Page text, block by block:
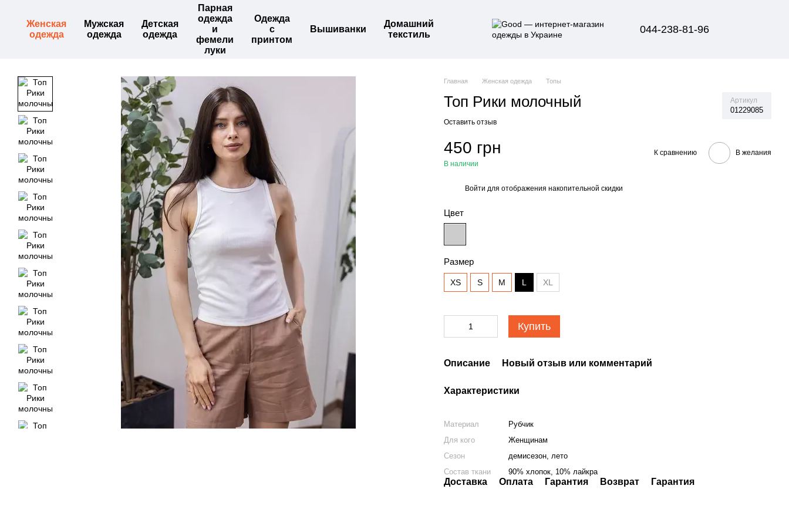
Женская
одежда
Мужская
одежда
Детская
одежда
Парная
одежда
и
фемели
луки
Одежда
с
принтом
Вышиванки
Домашний
текстиль
044-238-81-96
Главная Женская одежда Топы
Топ Рики молочный Артикул
01229085
Оставить отзыв
450 грн
В наличии
К сравнению В желания
Войти для отображения накопительной скидки
Цвет
Размер
XS S M L XL
Купить
Описание Новый отзыв или комментарий
Характеристики
Материал
Рубчик
Для кого
Женщинам
Сезон
демисезон, лето
Состав ткани
90% хлопок, 10% лайкра
Доставка Оплата Гарантия Возврат Гарантия